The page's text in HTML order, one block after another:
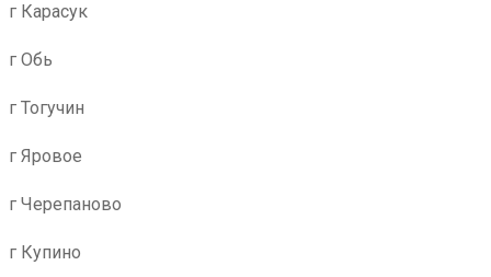
г Карасук
г Обь
г Тогучин
г Яровое
г Черепаново
г Купино